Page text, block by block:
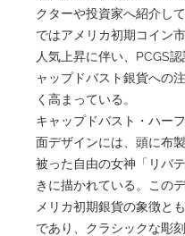
クターや投資家へ紹介し
ではアメリカ初期コイン
人気上昇に伴い、PCGS
ャップドバスト銀貨への
く高まっている。
キャップドバスト・ハー
面デザインには、頭に布
被った自由の女神「リバ
きに描かれている。この
メリカ初期銀貨の象徴と
であり、クラシックな彫